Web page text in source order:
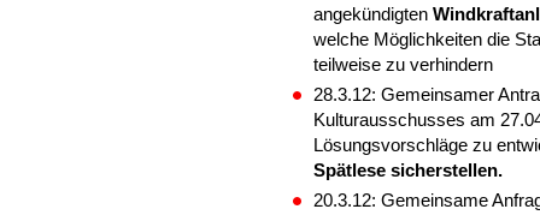
angekündigten
welche Möglichkeiten die
teilweise zu verhindern
28.3.12: Gemeinsamer
Kulturausschusses am
Lösungsvorschläge zu
Spätlese sicherstellen.
20.3.12: Gemeinsame